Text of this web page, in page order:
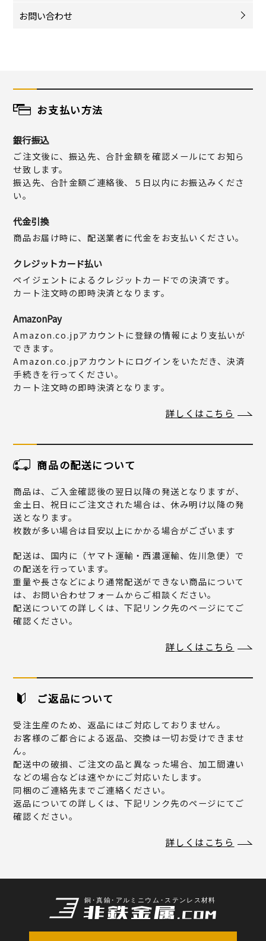
お問い合わせ
お支払い方法
銀行振込
ご注文後に、振込先、合計金額を確認メールにてお知ら
せ致します。
振込先、合計金額ご連絡後、５日以内にお振込みくださ
い。
代金引換
商品お届け時に、配送業者に代金をお支払いください。
クレジットカード払い
ペイジェントによるクレジットカードでの決済です。
カート注文時の即時決済となります。
AmazonPay
Amazon.co.jpアカウントに登録の情報により支払いが
できます。
Amazon.co.jpアカウントにログインをいただき、決済
手続きを行ってください。
カート注文時の即時決済となります。
詳しくはこちら
商品の配送について
商品は、ご入金確認後の翌日以降の発送となりますが、
金土日、祝日にご注文された場合は、休み明け以降の発
送となります。
枚数が多い場合は目安以上にかかる場合がございます
配送は、国内に（ヤマト運輸・西濃運輸、佐川急便）で
の配送を行っています。
重量や長さなどにより通常配送ができない商品について
は、お問い合わせフォームからご相談ください。
配送についての詳しくは、下記リンク先のページにてご
確認ください。
詳しくはこちら
ご返品について
受注生産のため、返品にはご対応しておりません。
お客様のご都合による返品、交換は一切お受けできませ
ん。
配送中の破損、ご注文の品と異なった場合、加工間違い
などの場合などは速やかにご対応いたします。
同梱のご連絡先までご連絡ください。
返品についての詳しくは、下記リンク先のページにてご
確認ください。
詳しくはこちら